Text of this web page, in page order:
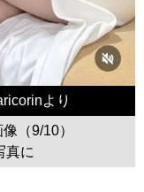
より
（9/10）
真に